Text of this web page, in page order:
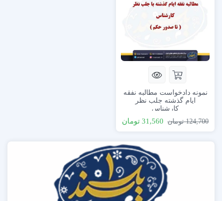
نمونه دادخواست مطالبه نفقه
ایام گذشته جلب نظر
کارشناس
124,700 تومان 31,560 تومان